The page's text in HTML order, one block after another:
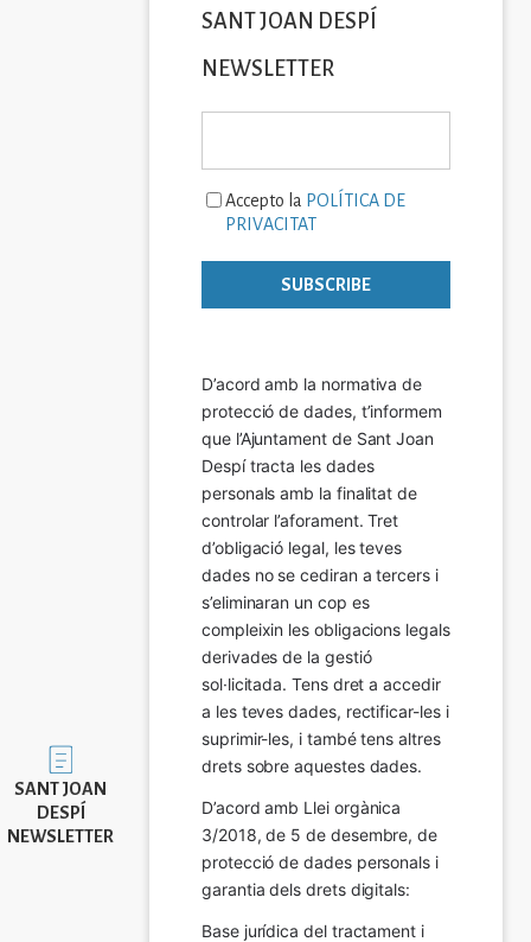
Imatge
SANT JOAN
DESPÍ
NEWSLETTER
SANT JOAN DESPÍ
NEWSLETTER
Accepto la POLÍTICA DE
PRIVACITAT
D’acord amb la normativa de
protecció de dades, t’informem
que l’Ajuntament de Sant Joan
Despí tracta les dades
personals amb la finalitat de
controlar l’aforament. Tret
d’obligació legal, les teves
dades no se cediran a tercers i
s’eliminaran un cop es
compleixin les obligacions legals
derivades de la gestió
sol·licitada. Tens dret a accedir
a les teves dades, rectificar-les i
suprimir-les, i també tens altres
drets sobre aquestes dades.
D’acord amb Llei orgànica
3/2018, de 5 de desembre, de
protecció de dades personals i
garantia dels drets digitals:
Base jurídica del tractament i